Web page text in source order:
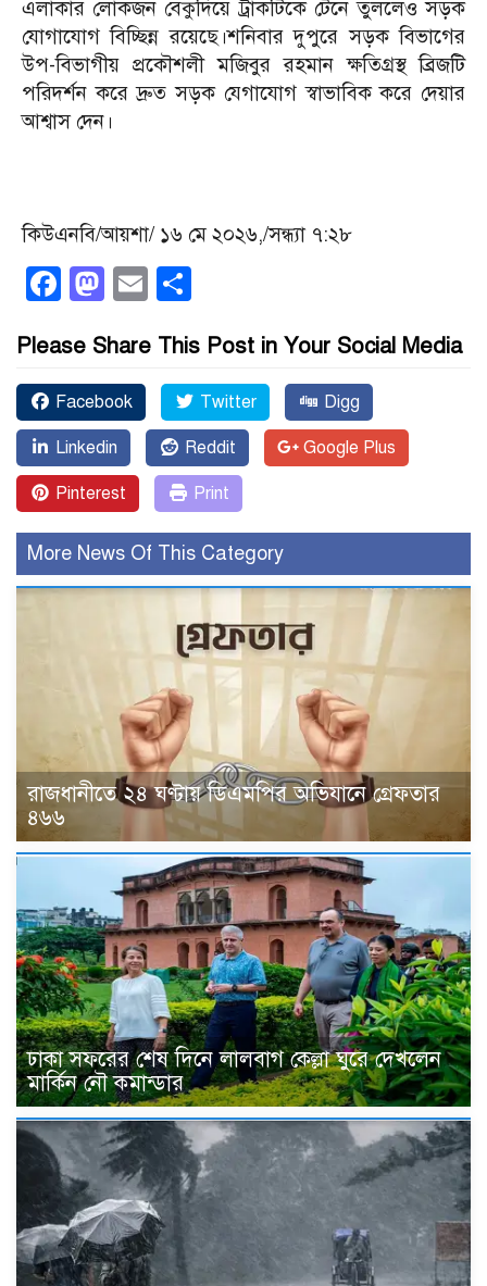
এলাকার লোকজন বেকুদিয়ে ট্রাকটিকে টেনে তুললেও সড়ক
যোগাযোগ বিচ্ছিন্ন রয়েছে।শনিবার দুপুরে সড়ক বিভাগের
উপ-বিভাগীয় প্রকৌশলী মজিবুর রহমান ক্ষতিগ্রস্থ ব্রিজটি
পরিদর্শন করে দ্রুত সড়ক যেগাযোগ স্বাভাবিক করে দেয়ার
আশ্বাস দেন।
কিউএনবি/আয়শা/ ১৬ মে ২০২৬,/সন্ধ্যা ৭:২৮
Facebook
Mastodon
Email
Please Share This Post in Your Social Media
Facebook Twitter Digg
Linkedin Reddit Google Plus
Pinterest Print
More News Of This Category
রাজধানীতে ২৪ ঘণ্টায় ডিএমপির অভিযানে গ্রেফতার
৪৬৬
ঢাকা সফরের শেষ দিনে লালবাগ কেল্লা ঘুরে দেখলেন
মার্কিন নৌ কমান্ডার